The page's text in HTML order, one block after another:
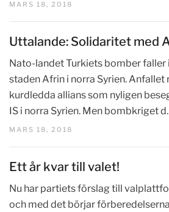
MARS 18, 2018
Uttalande: Solidaritet med
Nato-landet Turkiets bomber faller
staden Afrin i norra Syrien.
kurdledda allians som nyligen
IS i norra Syrien. Men bombkriget
MARS 18, 2018
Ett år kvar till valet!
Nu har partiets förslag till
och med det börjar